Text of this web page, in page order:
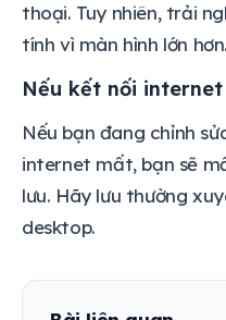
thoại. Tuy nhiên, trải
tính vì màn hình lớn hơn.
Nếu kết nối
Nếu bạn đang chỉnh
internet mất, bạn sẽ
lưu. Hãy lưu thường
desktop.